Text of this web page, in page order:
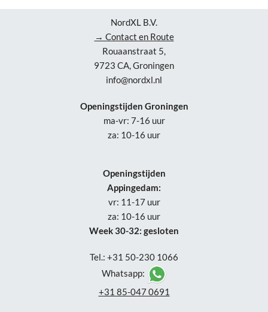
NordXL B.V.
→ Contact en Route
Rouaanstraat 5,
9723 CA, Groningen
info@nordxl.nl
Openingstijden Groningen
ma-vr: 7-16 uur
za: 10-16 uur
Openingstijden
Appingedam:
vr: 11-17 uur
za: 10-16 uur
Week 30-32: gesloten
Tel.: +31 50-230 1066
Whatsapp:
+31 85-047 0691